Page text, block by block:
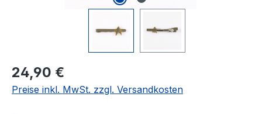
Regulärer Preis:
24,90 €
Preise inkl. MwSt. zzgl. Versandkosten